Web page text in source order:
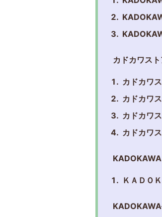
カドカワス
カドカワ
カドカワ
カドカワ
カドカワ
KADOKAWA
ＫＡＤＯ
KADOKAWA